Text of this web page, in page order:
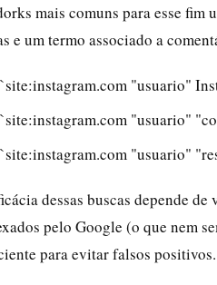
mais comuns para esse
e um termo associado a
`site:instagram.com "usuario"
`site:instagram.com "usuario"
`site:instagram.com "usuario"
dessas buscas depende
pelo Google (o que nem
para evitar falsos positivos.